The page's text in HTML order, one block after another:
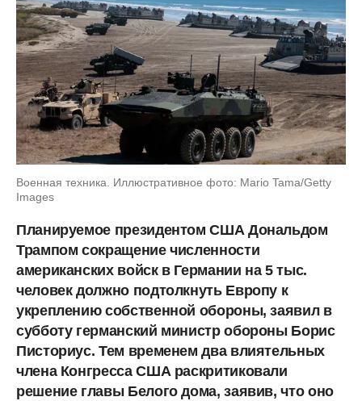
Военная техника. Иллюстративное фото: Mario Tama/Getty
Images
Планируемое президентом США Дональдом
Трампом сокращение численности
американских войск в Германии на 5 тыс.
человек должно подтолкнуть Европу к
укреплению собственной обороны, заявил в
субботу германский министр обороны Борис
Писториус. Тем временем два влиятельных
члена Конгресса США раскритиковали
решение главы Белого дома, заявив, что оно